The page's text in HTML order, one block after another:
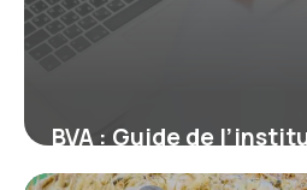
BVA : Guide de
français